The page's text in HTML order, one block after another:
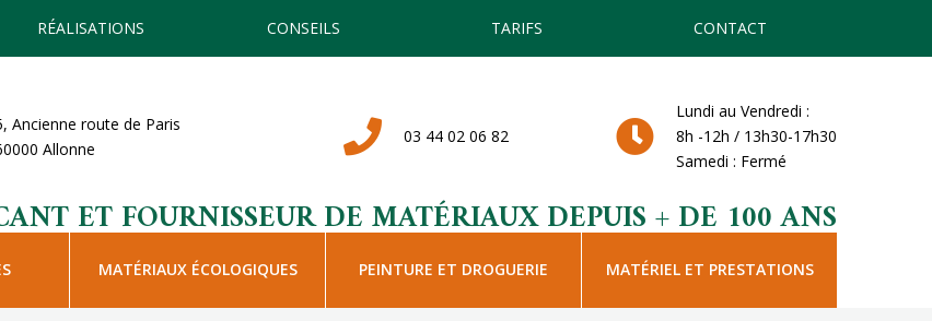
RÉALISATIONS CONSEILS TARIFS CONTACT
Ancienne route de Paris
Allonne
03 44 02 06 82
Lundi au Vendredi :
8h -12h / 13h30-17h30
Samedi : Fermé
ET FOURNISSEUR DE MATÉRIAUX DEPUIS + DE 100 ANS
MATÉRIAUX ÉCOLOGIQUES PEINTURE ET DROGUERIE MATÉRIEL ET PRESTATIONS